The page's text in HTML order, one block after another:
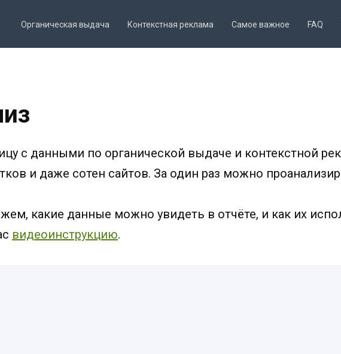
Органическая выдача Контекстная реклама Самое важное FAQ
с данными по органической выдаче и контекстной
и даже сотен сайтов. За один раз можно
какие данные можно увидеть в отчёте, и как их
видеоинструкцию.